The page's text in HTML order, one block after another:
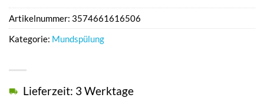
Lieferzeit: 3 Werktage
Artikelnummer: 3574661616506
Kategorie: Mundspülung